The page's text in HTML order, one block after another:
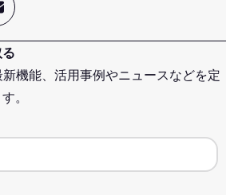
新機能、活用事例やニュースなどを定
。